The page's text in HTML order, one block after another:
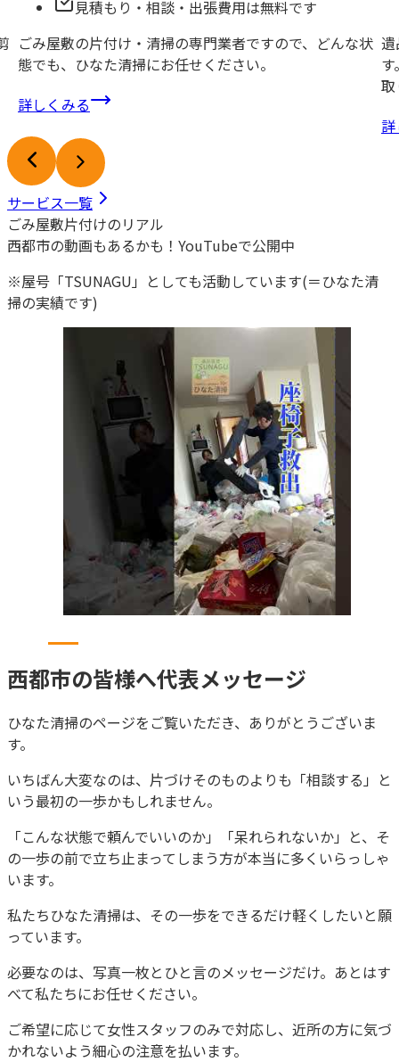
見積もり・相談・出張費用は無料です
ごみ屋敷の片付け・清掃の専門業者ですので、どんな状
態でも、ひなた清掃にお任せください。
詳しくみる
サービス一覧
ごみ屋敷片付けのリアル
西都市の動画もあるかも！ YouTubeで公開中
※屋号「TSUNAGU」としても活動しています(＝ひなた清
掃の実績です)
西都市の皆様へ代表メッセージ
ひなた清掃のページをご覧いただき、ありがとうございま
す。
いちばん大変なのは、片づけそのものよりも「相談する」と
いう最初の一歩かもしれません。
「こんな状態で頼んでいいのか」「呆れられないか」と、そ
の一歩の前で立ち止まってしまう方が本当に多くいらっしゃ
います。
私たちひなた清掃は、その一歩をできるだけ軽くしたいと願
っています。
必要なのは、写真一枚とひと言のメッセージだけ。あとはす
べて私たちにお任せください。
ご希望に応じて女性スタッフのみで対応し、近所の方に気づ
かれないよう細心の注意を払います。